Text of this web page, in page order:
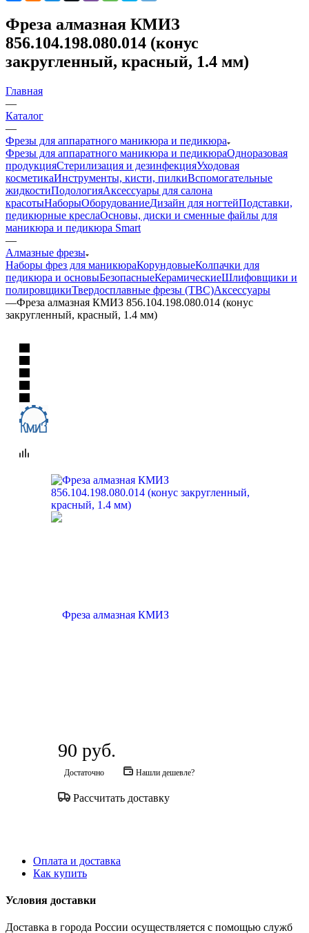
Фреза алмазная КМИЗ
856.104.198.080.014 (конус
закругленный, красный, 1.4 мм)
Главная
—
Каталог
—
Фрезы для аппаратного маникюра и педикюра
Фрезы для аппаратного маникюра и педикюраОдноразовая
продукцияСтерилизация и дезинфекцияУходовая
косметикаИнструменты, кисти, пилкиВспомогательные
жидкостиПодологияАксессуары для салона
красотыНаборыОборудованиеДизайн для ногтейПодставки,
педикюрные креслаОсновы, диски и сменные файлы для
маникюра и педикюра Smart
—
Алмазные фрезы
Наборы фрез для маникюраКорундовыеКолпачки для
педикюра и основыБезопасныеКерамическиеШлифовщики и
полировщикиТвердосплавные фрезы (ТВС)Аксессуары
—Фреза алмазная КМИЗ 856.104.198.080.014 (конус
закругленный, красный, 1.4 мм)
90 руб.
Достаточно Нашли дешевле?
Рассчитать доставку
Оплата и доставка
Как купить
Условия доставки
Доставка в города России осуществляется с помощью служб